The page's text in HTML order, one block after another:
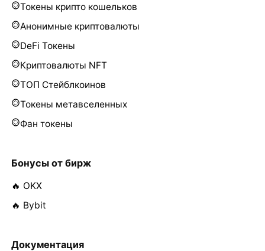
Токены крипто кошельков
Анонимные криптовалюты
DeFi Токены
Криптовалюты NFT
ТОП Стейблкоинов
Токены метавселенных
Фан токены
Бонусы от бирж
🔥 OKX
🔥 Bybit
Документация